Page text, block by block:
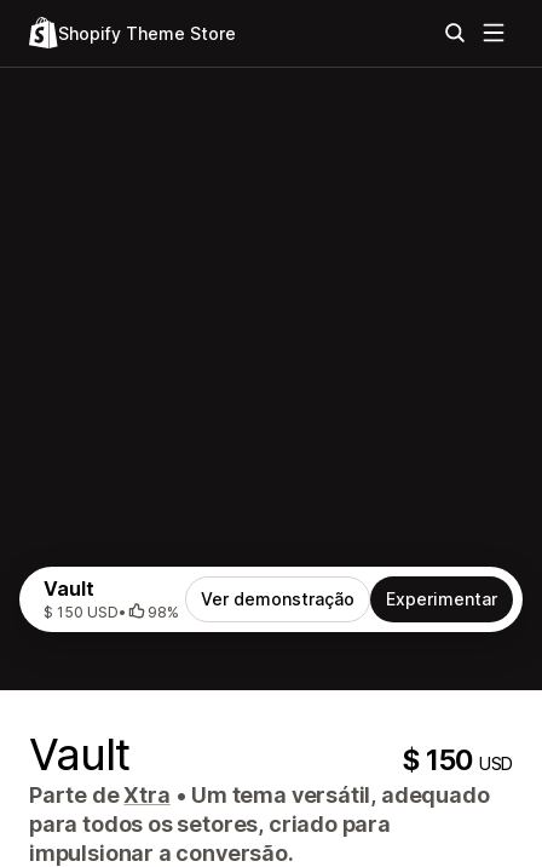
Shopify Theme Store
Vault
$ 150 USD• 98%
Ver demonstração Experimentar
Vault $ 150USD
Parte deXtra • Um tema versátil, adequado
para todos os setores, criado para
impulsionar a conversão.